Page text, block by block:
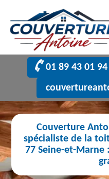
01 89 43 01 94
Couverture
spécialiste de la
77 Seine-et-Marne